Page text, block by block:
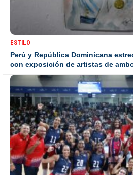
ESTILO
Perú y República Dominicana
con exposición de artistas de